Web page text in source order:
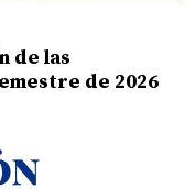
de las
de 2026